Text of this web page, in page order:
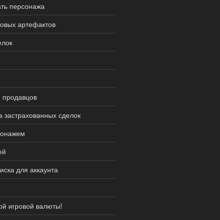
персонажа
артефактов
продавцов
сделок
для аккаунта
игровой валюты!